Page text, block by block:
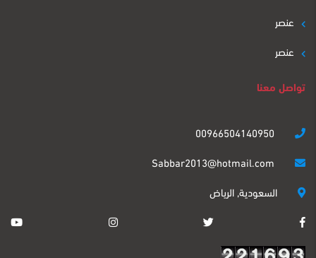
عنصر
عنصر
تواصل معنا
السعودية, الرياض